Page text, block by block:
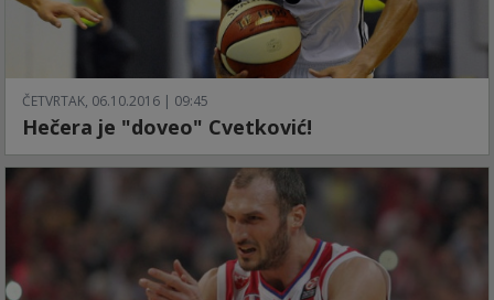
ČETVRTAK, 06.10.2016 | 09:45
Hečera je "doveo" Cvetković!